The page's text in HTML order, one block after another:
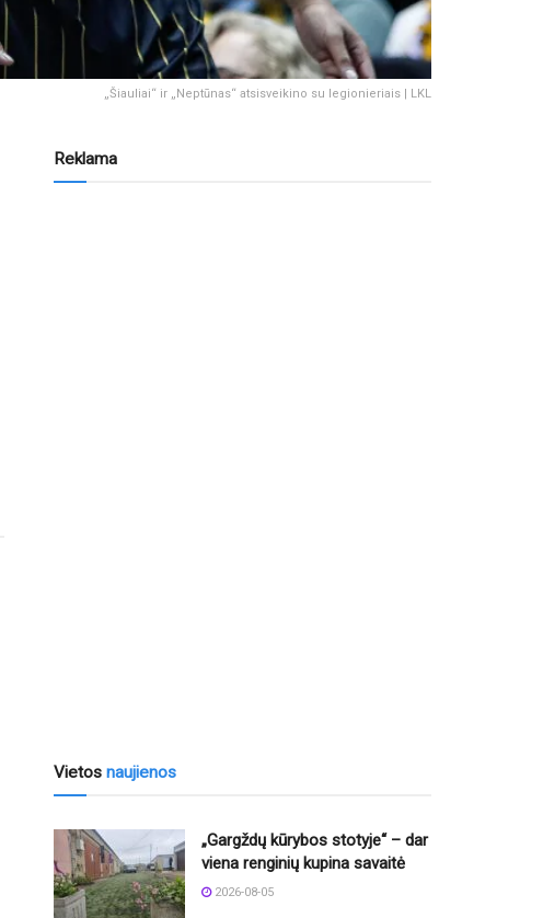
„Šiauliai“ ir „Neptūnas“ atsisveikino su legionieriais | LKL
Reklama
Vietos naujienos
„Gargždų kūrybos stotyje“ – dar
viena renginių kupina savaitė
2026-08-05